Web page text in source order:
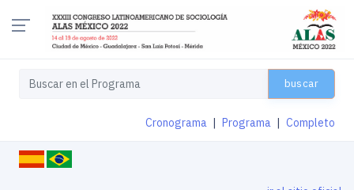
buscar
Cronograma Programa Completo